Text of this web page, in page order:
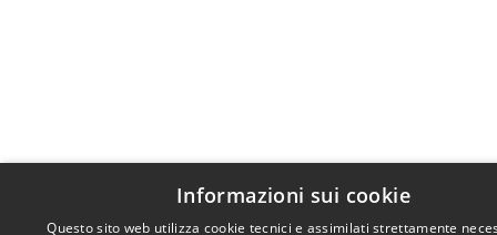
Informazioni sui cookie
Questo sito web utilizza cookie tecnici e assimilati strettamente